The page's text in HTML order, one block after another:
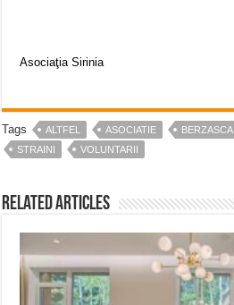
Asociaţia Sirinia
Tags ALTFEL ASOCIATIE BERZASCA
STRAINI
VOLUNTARII
Related Articles